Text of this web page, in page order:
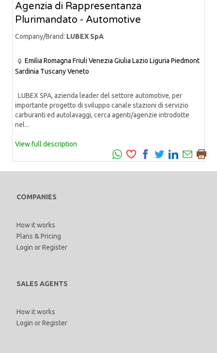
Agenzia di Rappresentanza
Plurimandato - Automotive
Company/Brand: LUBEX SpA
Emilia Romagna Friuli Venezia Giulia Lazio Liguria Piedmont
Sardinia TuscanyVeneto
LUBEX SPA, azienda leader del settore automotive, per
importante progetto di sviluppo canale stazioni di servizio
carburanti ed autolavaggi, cerca agenti/agenzie introdotte
nel...
View full description
COMPANIES
How it works
Plans & Pricing
Login orRegister
SALES AGENTS
How it works
Login orRegister